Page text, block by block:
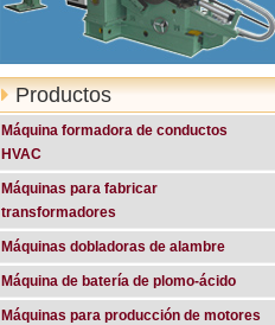
Productos
Máquina formadora de conductos
HVAC
Máquinas para fabricar
transformadores
Máquinas dobladoras de alambre
Máquina de batería de plomo-ácido
Máquinas para producción de motores